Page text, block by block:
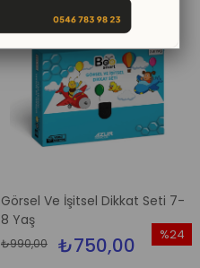
Görsel Ve İşitsel Dikkat Seti 7-
8 Yaş
₺750,00
₺990,00
%24